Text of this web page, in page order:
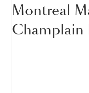
Montreal
Champlain